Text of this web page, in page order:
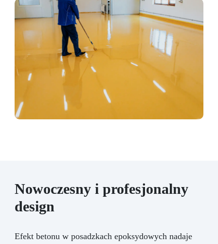
Nowoczesny i profesjonalny
design
Efekt betonu w posadzkach epoksydowych nadaje